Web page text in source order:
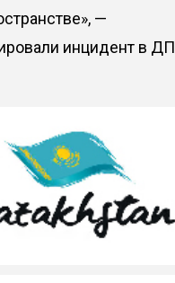
—
инцидент в ДП